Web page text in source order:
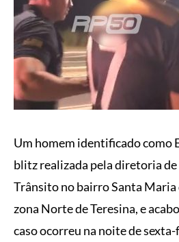
Um homem identificado como
blitz realizada pela diretoria de
Trânsito no bairro Santa Maria
zona Norte de Teresina, e
caso ocorreu na noite de